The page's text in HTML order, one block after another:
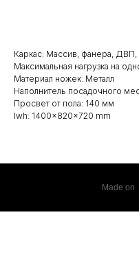
Каркас: Массив, фанера,
Максимальная нагрузка на
Материал ножек: Металл
Наполнитель посадочного
Просвет от пола: 140 мм
lwh: 1400x820x720 mm
Made on